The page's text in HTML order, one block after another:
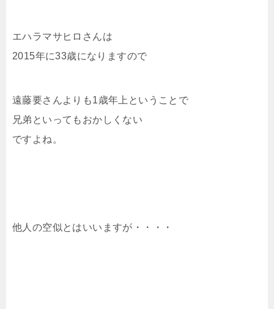
エハラマサヒロさんは
2015年に33歳になりますので
遠藤要さんよりも1歳年上ということで
兄弟といってもおかしくない
ですよね。
他人の空似とはいいますが・・・・